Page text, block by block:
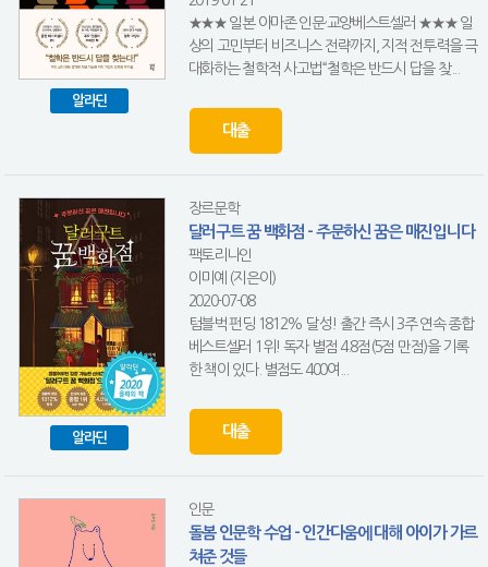
알라딘
★★★ 일본 아마존 인문·교양베스트셀러 ★★★ 일
상의 고민부터 비즈니스 전략까지, 지적 전투력을 극
대화하는 철학적 사고법“철학은 반드시 답을 찾...
대출
알라딘
장르문학
달러구트 꿈 백화점 - 주문하신 꿈은 매진입니다
팩토리나인
이미예 (지은이)
2020-07-08
텀블벅 펀딩 1812% 달성! 출간 즉시 3주 연속 종합
베스트셀러 1위! 독자 별점 4.8점(5점 만점)을 기록
한 책이 있다. 별점도 400여...
대출
인문
돌봄 인문학 수업 - 인간다움에 대해 아이가 가르
쳐준 것들